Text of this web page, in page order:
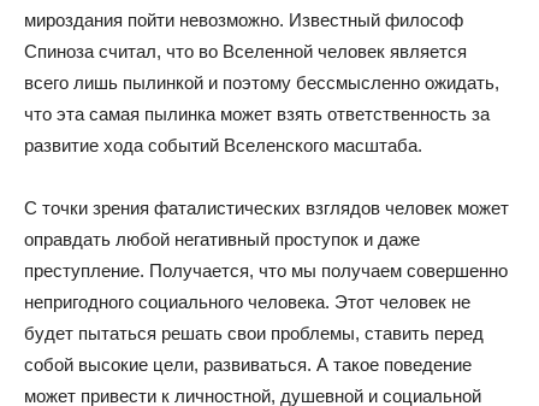
мироздания пойти невозможно. Известный философ
Спиноза считал, что во Вселенной человек является
всего лишь пылинкой и поэтому бессмысленно ожидать,
что эта самая пылинка может взять ответственность за
развитие хода событий Вселенского масштаба.
С точки зрения фаталистических взглядов человек может
оправдать любой негативный проступок и даже
преступление. Получается, что мы получаем совершенно
непригодного социального человека. Этот человек не
будет пытаться решать свои проблемы, ставить перед
собой высокие цели, развиваться. А такое поведение
может привести к личностной, душевной и социальной